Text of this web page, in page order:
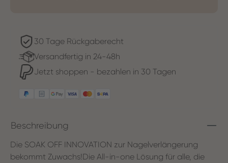
30 Tage Rückgaberecht
Versandfertig in 24-48h
Jetzt shoppen - bezahlen in 30 Tagen
Beschreibung
Die SOAK OFF INNOVATION zur Nagelverlängerung
bekommt Zuwachs!Die All-in-one Lösung für alle, die